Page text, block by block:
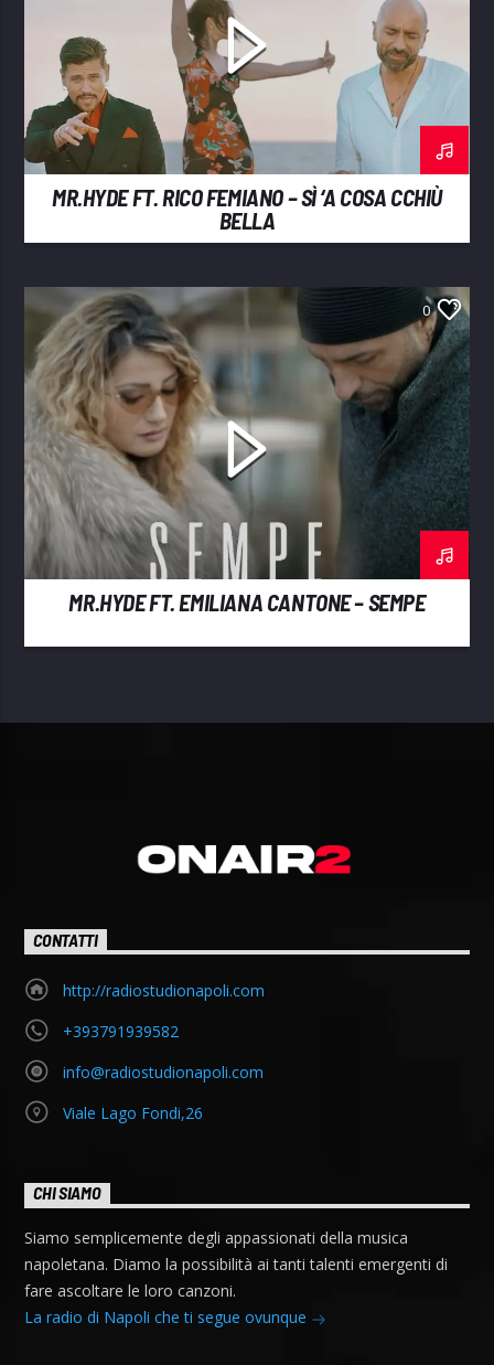
MR.HYDE FT. RICO FEMIANO – SÌ ‘A COSA CCHIÙ
BELLA
0
MR.HYDE FT. EMILIANA CANTONE – SEMPE
CONTATTI
http://radiostudionapoli.com
+393791939582
info@radiostudionapoli.com
Viale Lago Fondi,26
CHI SIAMO
Siamo semplicemente degli appassionati della musica
napoletana. Diamo la possibilità ai tanti talenti emergenti di
fare ascoltare le loro canzoni.
La radio di Napoli che ti segue ovunque